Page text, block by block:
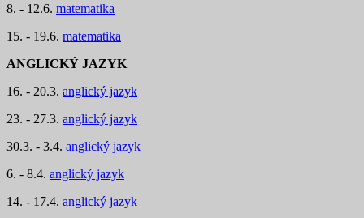
8. - 12.6. matematika
15. - 19.6. matematika
ANGLICKÝ JAZYK
16. - 20.3. anglický jazyk
23. - 27.3. anglický jazyk
30.3. - 3.4. anglický jazyk
6. - 8.4. anglický jazyk
14. - 17.4. anglický jazyk